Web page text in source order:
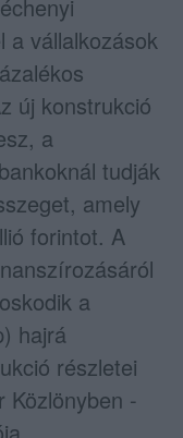
a vállalkozások
új konstrukció
a
tudják
amely
forintot. A
a
hajrá
részletei
Közlönyben -